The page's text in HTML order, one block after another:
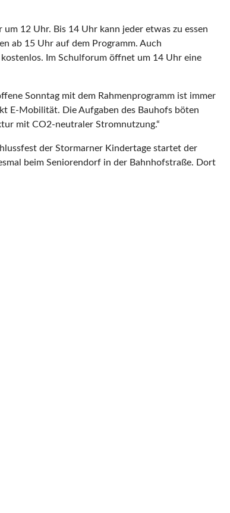
12 Uhr. Bis 14 Uhr kann jeder etwas zu essen
ab 15 Uhr auf dem Programm. Auch
Im Schulforum öffnet um 14 Uhr eine
Sonntag mit dem Rahmenprogramm ist immer
E-Mobilität. Die Aufgaben des Bauhofs böten
mit CO2-neutraler Stromnutzung.“
der Stormarner Kindertage startet der
beim Seniorendorf in der Bahnhofstraße. Dort